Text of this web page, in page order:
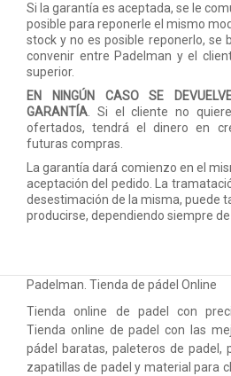
Si la garantía es aceptada, se le
posible para reponerle el mismo
stock y no es posible reponerlo, se
convenir entre Padelman y el
superior.
EN NINGÚN CASO SE
GARANTÍA. Si el cliente no
ofertados, tendrá el dinero en
futuras compras.
La garantía dará comienzo en el
aceptación del pedido. La
desestimación de la misma, puede
producirse, dependiendo siempre
Padelman. Tienda de pádel Online
Tienda online de padel con
Tienda online de padel con las
pádel baratas, paleteros de padel,
zapatillas de padel y material para